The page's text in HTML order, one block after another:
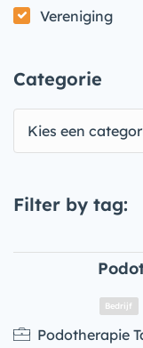
Vereniging
Categorie
Kies een
Filter by tag:
Podotherapie